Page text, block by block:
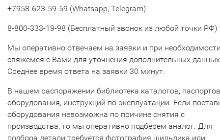
+7958-623-59-59 (Whatsapp, Telegram)
8-800-333-19-98 (Бесплатный звонок из любой точки РФ)
Мы оперативно отвечаем на заявки и при
свяжемся с Вами для уточнения дополнительных
Среднее время ответа на заявки 30 минут.
В нашем распоряжении библиотека каталогов, паспортов
оборудования, инструкций по эксплуатации. Если
оборудования невозможна по причине снятия с
производства, то мы оперативно подберем аналог. Для
подбора детали требуется фотография шильдика или